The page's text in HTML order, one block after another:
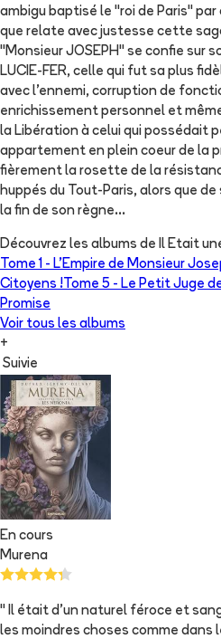
ambigu baptisé le "roi de Paris"
que relate avec justesse cette
"Monsieur JOSEPH" se confie sur
LUCIE-FER, celle qui fut sa plus
avec l'ennemi, corruption de
enrichissement personnel et
la Libération à celui qui possédait
appartement en plein coeur de la
fièrement la rosette de la
huppés du Tout-Paris, alors que
la fin de son règne...
Découvrez les albums de Il Etait
Tome 1 - L'Empire de Monsieur
Citoyens ! Tome 5 - Le Petit Juge
Promise
Voir tous les albums
+
Suivie
En cours
Murena
" Il était d'un naturel féroce et
les moindres choses comme dans